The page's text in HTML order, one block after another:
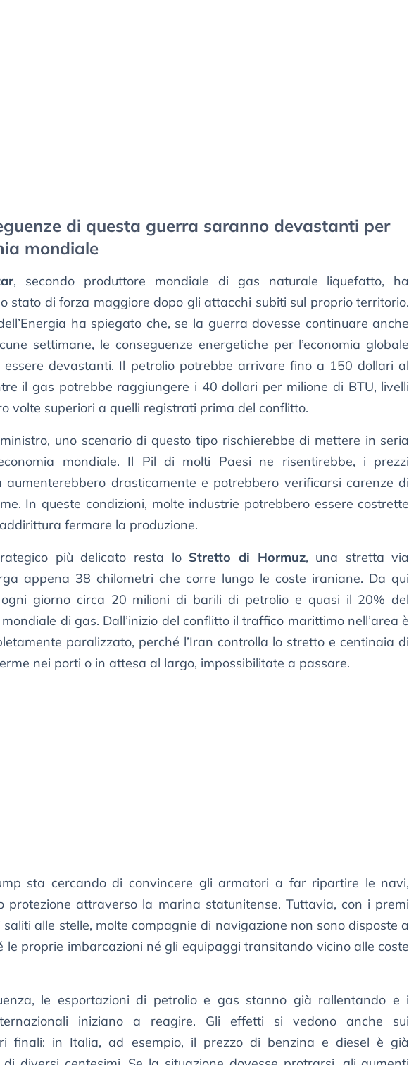
di questa guerra saranno devastanti per
mondiale
, secondo produttore mondiale di gas naturale liquefatto, ha
stato di forza maggiore dopo gli attacchi subiti sul proprio territorio.
ha spiegato che, se la guerra dovesse continuare anche
settimane, le conseguenze energetiche per l’economia globale
essere devastanti. Il petrolio potrebbe arrivare fino a 150 dollari al
il gas potrebbe raggiungere i 40 dollari per milione di BTU, livelli
volte superiori a quelli registrati prima del conflitto.
uno scenario di questo tipo rischierebbe di mettere in seria
mondiale. Il Pil di molti Paesi ne risentirebbe, i prezzi
aumenterebbero drasticamente e potrebbero verificarsi carenze di
In queste condizioni, molte industrie potrebbero essere costrette
fermare la produzione.
più delicato resta lo Stretto di Hormuz, una stretta via
appena 38 chilometri che corre lungo le coste iraniane. Da qui
giorno circa 20 milioni di barili di petrolio e quasi il 20% del
di gas. Dall’inizio del conflitto il traffico marittimo nell’area è
paralizzato, perché l’Iran controlla lo stretto e centinaia di
nei porti o in attesa al largo, impossibilitate a passare.
sta cercando di convincere gli armatori a far ripartire le navi,
protezione attraverso la marina statunitense. Tuttavia, con i premi
alle stelle, molte compagnie di navigazione non sono disposte a
le proprie imbarcazioni né gli equipaggi transitando vicino alle coste
le esportazioni di petrolio e gas stanno già rallentando e i
iniziano a reagire. Gli effetti si vedono anche sui
finali: in Italia, ad esempio, il prezzo di benzina e diesel è già